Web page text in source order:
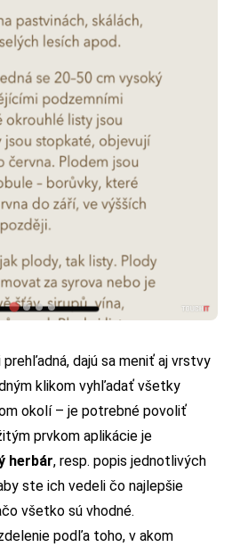
dajú sa meniť aj vrstvy
klikom vyhľadať všetky
okolí – je potrebné povoliť
prvkom aplikácie je
herbár, resp. popis jednotlivých
ste ich vedeli čo najlepšie
všetko sú vhodné.
podľa toho, v akom